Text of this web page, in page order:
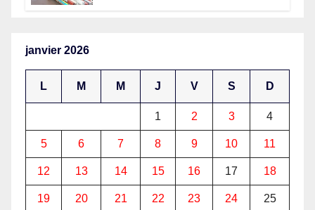
janvier 2026
L M M J V S D
1 2 3 4
5 6 7 8 9 10 11
12 13 14 15 16 17 18
19 20 21 22 23 24 25